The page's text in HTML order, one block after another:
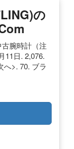
の
腕時計（注
11日. 2,076.
へ>. 70. ブラ